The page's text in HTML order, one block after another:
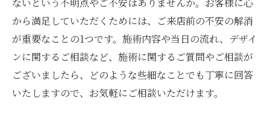
から満足していただくためには、ご来店前の不安の解消
が重要なことの1つです。施術内容や当日の流れ、デザイ
ンに関するご相談など、施術に関するご質問やご相談が
ございましたら、どのような些細なことでも丁寧に回答
いたしますので、お気軽にご相談いただけます。